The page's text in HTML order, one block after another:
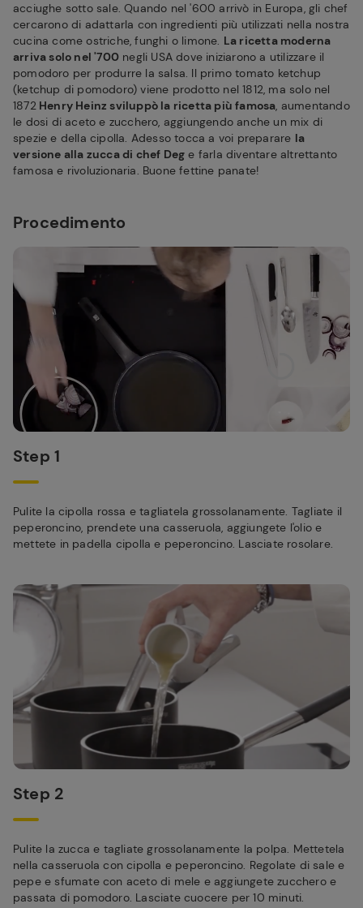
acciughe sotto sale. Quando nel '600 arrivò in Europa, gli chef
cercarono di adattarla con ingredienti più utilizzati nella nostra
cucina come ostriche, funghi o limone. La ricetta moderna
arriva solo nel '700 negli USA dove iniziarono a utilizzare il
pomodoro per produrre la salsa. Il primo tomato ketchup
(ketchup di pomodoro) viene prodotto nel 1812, ma solo nel
1872Henry Heinz sviluppò la ricetta più famosa, aumentando
le dosi di aceto e zucchero, aggiungendo anche un mix di
spezie e della cipolla. Adesso tocca a voi preparare la
versione alla zucca di chef Deg e farla diventare altrettanto
famosa e rivoluzionaria. Buone fettine panate!
Procedimento
Step 1
Pulite la cipolla rossa e tagliatela grossolanamente. Tagliate il
peperoncino, prendete una casseruola, aggiungete l'olio e
mettete in padella cipolla e peperoncino. Lasciate rosolare.
Step 2
Pulite la zucca e tagliate grossolanamente la polpa. Mettetela
nella casseruola con cipolla e peperoncino. Regolate di sale e
pepe e sfumate con aceto di mele e aggiungete zucchero e
passata di pomodoro. Lasciate cuocere per 10 minuti.